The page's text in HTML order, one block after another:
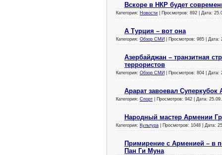
Вскоре в НКР будет
Категория: Новости | Просмотров: 892 | Дата:
А Турция – вот она
Категория: Обзор СМИ | Просмотров: 985 | Дата:
Азербайджан – транзитная
террористов
Категория: Обзор СМИ | Просмотров: 804 | Дата:
Арарат завоевал Суперкубок
Категория: Спорт | Просмотров: 942 | Дата:
Народный мастер Армении
Категория: Культура | Просмотров: 1048 | Дата:
Примирение с Арменией – в
Пан Ги Муна